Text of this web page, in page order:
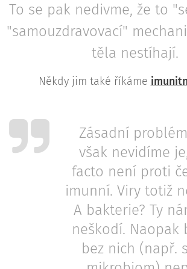
To se pak nedivme, že to
"samouzdravovací"
těla nestíhají.
Někdy jim také říkáme
Zásadní
však nevidíme
facto není proti
imunní. Viry totiž
A bakterie? Ty
neškodí. Naopak
bez nich (např.